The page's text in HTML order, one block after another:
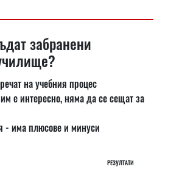
забранени
на учебния процес
е интересно, няма да се сещат за
- има плюсове и минуси
РЕЗУЛТАТИ